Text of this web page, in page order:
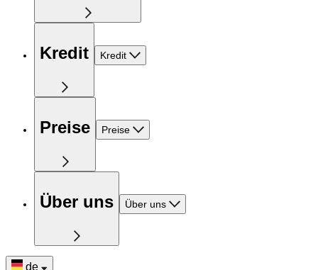
Kredit Kredit
Preise Preise
Über uns Über uns
de